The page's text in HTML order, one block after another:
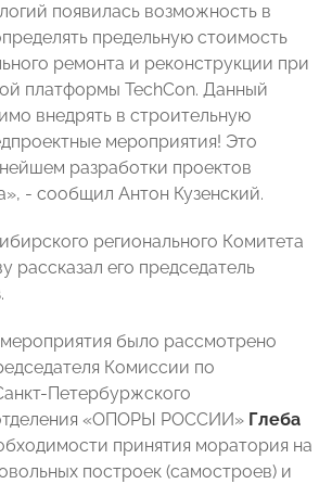
появилась возможность в
предельную стоимость
ремонта и реконструкции при
платформы TechCon. Данный
внедрять в строительную
мероприятия! Это
разработки проектов
- сообщил Антон Кузенский.
регионального Комитета
рассказал его председатель
.
было рассмотрено
Комиссии по
Петербуржского
«ОПОРЫ РОССИИ» Глеба
принятия моратория на
построек (самостроев) и